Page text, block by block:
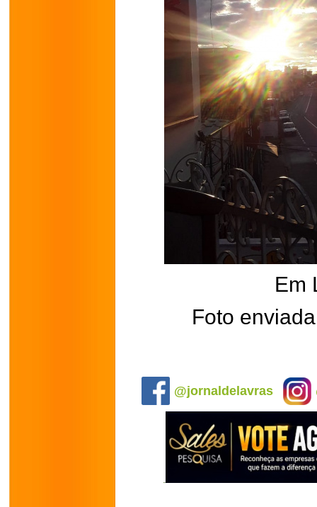
Em
Foto
@jornaldelavras